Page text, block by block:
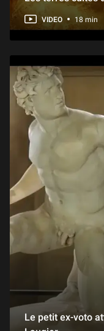
VIDEO 18 min
Le petit ex-voto